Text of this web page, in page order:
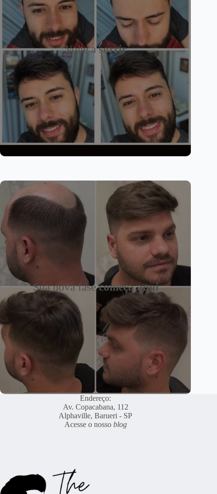
Volte asorrir
Sua nova fasecomeça aqui
Endereço:
Av. Copacabana, 112
Alphaville, Barueri - SP
Acesse o nosso blog